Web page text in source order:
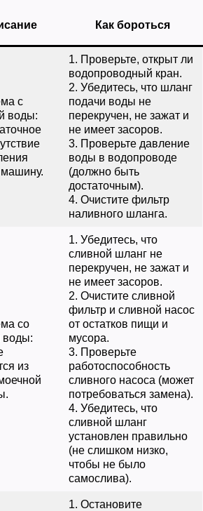
Как бороться
с
воды:
1. Проверьте, открыт ли
водопроводный кран.
2. Убедитесь, что шланг
подачи воды не
перекручен, не зажат и
не имеет засоров.
3. Проверьте давление
воды в водопроводе
(должно быть
достаточным).
4. Очистите фильтр
наливного шланга.
со
воды:
из
1. Убедитесь, что
сливной шланг не
перекручен, не зажат и
не имеет засоров.
2. Очистите сливной
фильтр и сливной насос
от остатков пищи и
мусора.
3. Проверьте
работоспособность
сливного насоса (может
потребоваться замена).
4. Убедитесь, что
сливной шланг
установлен правильно
(не слишком низко,
чтобы не было
самослива).
1. Остановите